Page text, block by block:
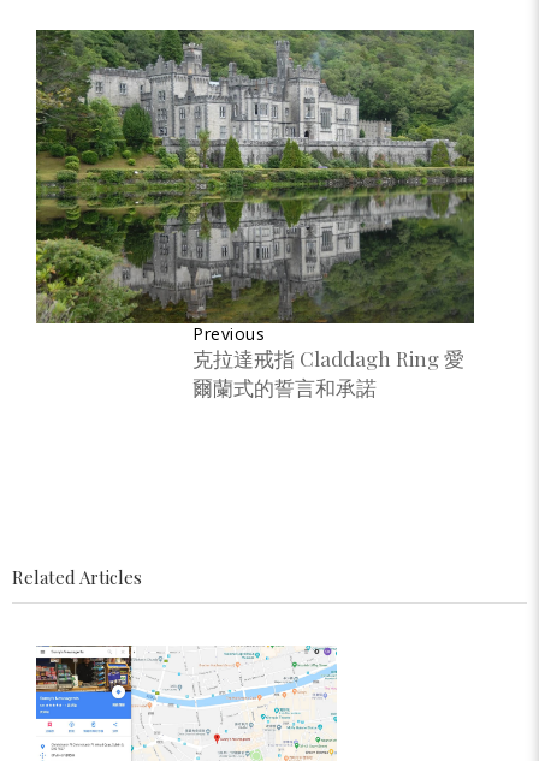
Previous
克拉達戒指 Claddagh Ring 愛
爾蘭式的誓言和承諾
Related Articles